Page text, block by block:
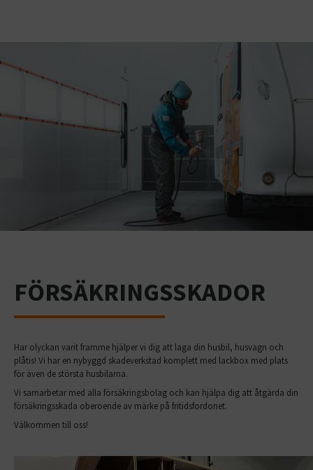
FÖRSÄKRINGSSKADOR
Har olyckan varit framme hjälper vi dig att laga din husbil, husvagn och
plåtis! Vi har en nybyggd skadeverkstad komplett med lackbox med plats
för även de största husbilarna.
Vi samarbetar med alla försäkringsbolag och kan hjälpa dig att åtgärda din
försäkringsskada oberoende av märke på fritidsfordonet.
Välkommen till oss!